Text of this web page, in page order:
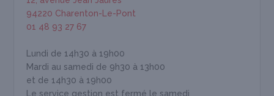
94220 Charenton-Le-Pont
01 48 93 27 67
Lundi de 14h30 à 19h00
Mardi au samedi de 9h30 à 13h00
et de 14h30 à 19h00
Le service gestion est fermé le samedi